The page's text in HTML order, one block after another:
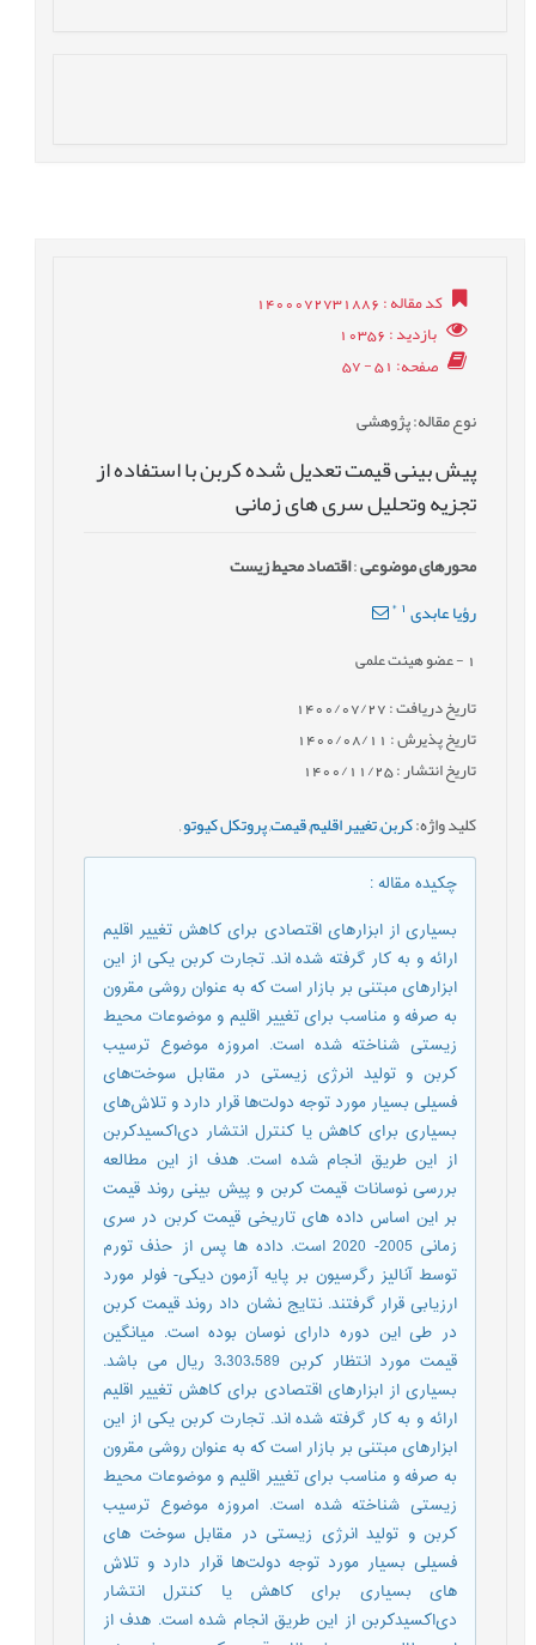
کد مقاله: 1400072731886
بازدید: 10356
صفحه: 51 - 57
نوع مقاله: پژوهشی
پیش بینی قیمت تعدیل شده کربن با استفاده از
تجزیه وتحلیل سری های زمانی
محورهای موضوعی:اقتصاد محیط زیست
رؤیا عابدی *
- عضو هیئت علمی
تاریخ دریافت : 1400/07/27
تاریخ پذیرش : 1400/08/11
تاریخ انتشار : 1400/11/25
کلید واژه:کربن,تغییر اقلیم,قیمت,پروتکل کیوتو,
چکیده مقاله:
بسیاری از ابزارهای اقتصادی برای کاهش تغییر اقلیم
ارائه و به کار گرفته شده اند. تجارت کربن یکی از این
ابزارهای مبتنی بر بازار است که به عنوان روشی مقرون
به صرفه و مناسب برای تغییر اقلیم و موضوعات محیط
زیستی شناخته شده است. امروزه موضوع ترسیب
کربن و تولید انرژی زیستی در مقابل سوخت‌های
فسیلی بسیار مورد توجه دولت‌ها قرار دارد و تلاش‌های
بسیاری برای کاهش یا کنترل انتشار دی‌اکسید‌کربن
از این طریق انجام شده است. هدف از این مطالعه
بررسی نوسانات قیمت کربن و پیش بینی روند قیمت
بر این اساس داده های تاریخی قیمت کربن در سری
زمانی 2005- 2020 است. داده ها پس از حذف تورم
توسط آنالیز رگرسیون بر پایه آزمون دیکی- فولر مورد
ارزیابی قرار گرفتند. نتایج نشان داد روند قیمت کربن
در طی این دوره دارای نوسان بوده است. میانگین
قیمت مورد انتظار کربن 3،303،589 ریال می باشد.
بسیاری از ابزارهای اقتصادی برای کاهش تغییر اقلیم
ارائه و به کار گرفته شده اند. تجارت کربن یکی از این
ابزارهای مبتنی بر بازار است که به عنوان روشی مقرون
به صرفه و مناسب برای تغییر اقلیم و موضوعات محیط
زیستی شناخته شده است. امروزه موضوع ترسیب
کربن و تولید انرژی زیستی در مقابل سوخت‌ های
فسیلی بسیار مورد توجه دولت‌ها قرار دارد و تلاش‌
های بسیاری برای کاهش یا کنترل انتشار
دی‌اکسید‌کربن از این طریق انجام شده است. هدف از